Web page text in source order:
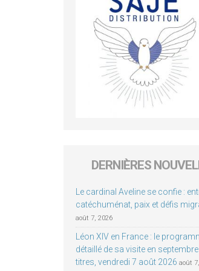
DERNIÈRES
Le cardinal Aveline se confie :
catéchuménat, paix et défis
août 7, 2026
Léon XIV en France : le
détaillé de sa visite en
titres, vendredi 7 août 2026 août